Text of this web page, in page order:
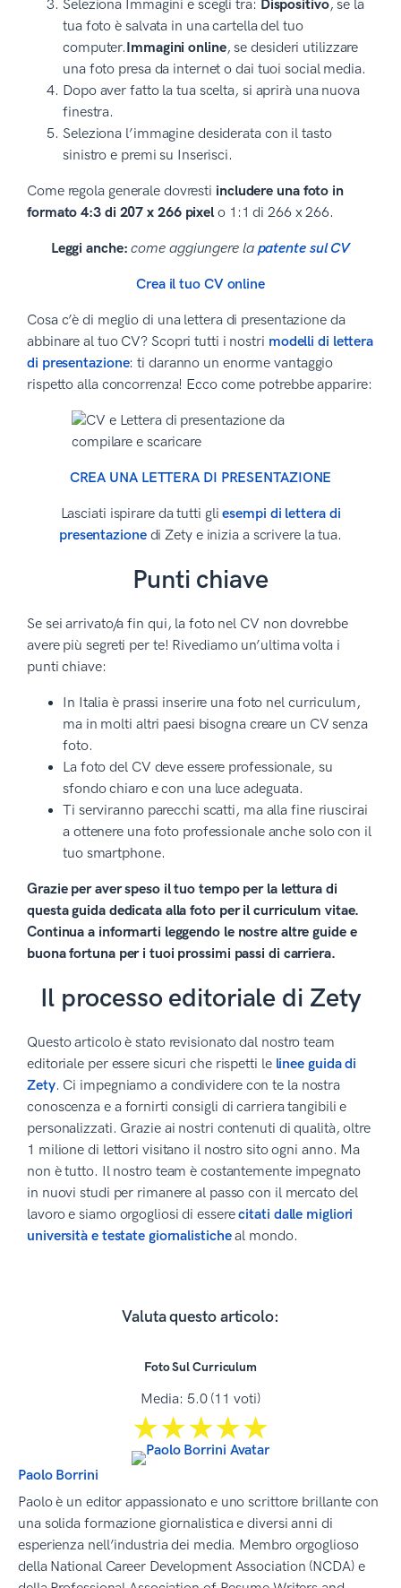
Seleziona Immagini e scegli tra: Dispositivo, se la
tua foto è salvata in una cartella del tuo
computer.Immagini online, se desideri utilizzare
una foto presa da internet o dai tuoi social media.
Dopo aver fatto la tua scelta, si aprirà una nuova
finestra.
Seleziona l’immagine desiderata con il tasto
sinistro e premi su Inserisci.
Come regola generale dovresti includere una foto in
formato 4:3 di 207 x 266 pixelo 1:1 di 266 x 266.
Leggi anche:come aggiungere la patente sul CV
Crea il tuo CV online
Cosa c’è di meglio di una lettera di presentazione da
abbinare al tuo CV? Scopri tutti i nostri modelli di lettera
di presentazione: ti daranno un enorme vantaggio
rispetto alla concorrenza! Ecco come potrebbe apparire:
CREA UNA LETTERA DI PRESENTAZIONE
Lasciati ispirare da tutti gliesempi di lettera di
presentazionedi Zety e inizia a scrivere la tua.
Punti chiave
Se sei arrivato/a fin qui, la foto nel CV non dovrebbe
avere più segreti per te! Rivediamo un’ultima volta i
punti chiave:
In Italia è prassi inserire una foto nel curriculum,
ma in molti altri paesi bisogna creare un CV senza
foto.
La foto del CV deve essere professionale, su
sfondo chiaro e con una luce adeguata.
Ti serviranno parecchi scatti, ma alla fine riuscirai
a ottenere una foto professionale anche solo con il
tuo smartphone.
Grazie per aver speso il tuo tempo per la lettura di
questa guida dedicata alla foto per il curriculum vitae.
Continua a informarti leggendo le nostre altre guide e
buona fortuna per i tuoi prossimi passi di carriera.
Il processo editoriale di Zety
Questo articolo è stato revisionato dal nostro team
editoriale per essere sicuri che rispetti le linee guida di
Zety. Ci impegniamo a condividere con te la nostra
conoscenza e a fornirti consigli di carriera tangibili e
personalizzati. Grazie ai nostri contenuti di qualità, oltre
1 milione di lettori visitano il nostro sito ogni anno. Ma
non è tutto. Il nostro team è costantemente impegnato
in nuovi studi per rimanere al passo con il mercato del
lavoro e siamo orgogliosi di esserecitati dalle migliori
università e testate giornalisticheal mondo.
Valuta questo articolo:
Foto Sul Curriculum
Media: 5.0 (11voti)
☆☆☆☆☆
★★★★★
Paolo Borrini
Paolo è un editor appassionato e uno scrittore brillante con
una solida formazione giornalistica e diversi anni di
esperienza nell’industria dei media. Membro orgoglioso
della National Career Development Association (NCDA) e